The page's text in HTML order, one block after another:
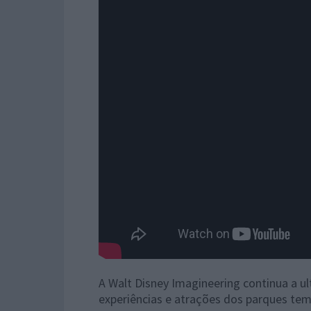
A Walt Disney Imagineering continua a
experiências e atrações dos parques